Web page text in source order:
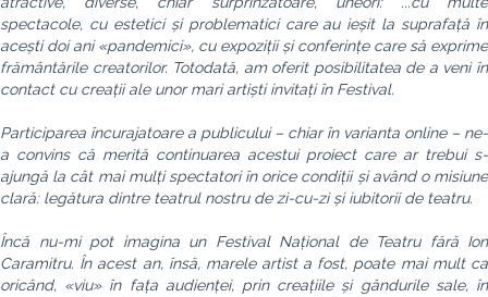
spectacole, cu estetici și problematici care au ieșit la suprafață în
acești doi ani «pandemici», cu expoziții și conferințe care să exprime
frământările creatorilor. Totodată, am oferit posibilitatea de a veni în
contact cu creații ale unor mari artiști invitați în Festival.
Participarea încurajatoare a publicului – chiar în varianta online – ne-
a convins că merită continuarea acestui proiect care ar trebui s-
ajungă la cât mai mulți spectatori în orice condiții și având o misiune
clară: legătura dintre teatrul nostru de zi-cu-zi și iubitorii de teatru.
Încă nu-mi pot imagina un Festival Național de Teatru fără Ion
Caramitru. În acest an, însă, marele artist a fost, poate mai mult ca
oricând, «viu» în fața audienței, prin creațiile și gândurile sale, în